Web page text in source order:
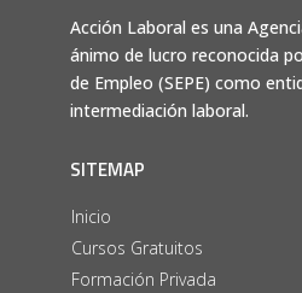
Acción Laboral es una
ánimo de lucro reconocida
de Empleo (SEPE) como
intermediación laboral.
SITEMAP
Inicio
Cursos Gratuitos
Formación Privada